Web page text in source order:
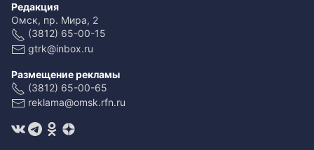
Редакция
Омск, пр. Мира, 2
(3812) 65-00-15
gtrk@inbox.ru
Размещение рекламы
(3812) 65-00-65
reklama@omsk.rfn.ru